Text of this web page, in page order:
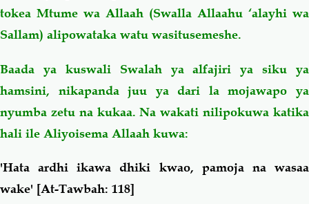
tokea Mtume wa Allaah (Swalla Allaahu ‘alayhi wa
Sallam) alipowataka watu wasitusemeshe.
Baada ya kuswali Swalah ya alfajiri ya siku ya
hamsini, nikapanda juu ya dari la mojawapo ya
nyumba zetu na kukaa. Na wakati nilipokuwa katika
hali ile Aliyoisema Allaah kuwa:
'Hata ardhi ikawa dhiki kwao, pamoja na wasaa
wake' [At-Tawbah: 118]